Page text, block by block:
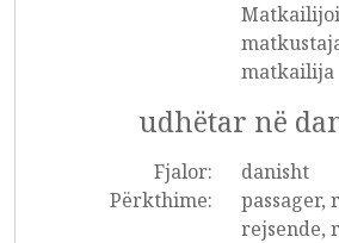
matkailija
udhëtar në
Fjalor:
danisht
Përkthime:
passager,
rejsende,